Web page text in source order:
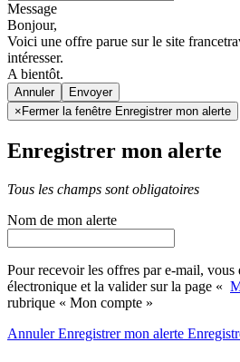
Message
Bonjour,
Voici une offre parue sur le site
intéresser.
A bientôt.
Annuler
× Fermer la fenêtre Enregistrer mon alerte
Enregistrer mon alerte
Tous les champs sont obligatoires
Nom de mon alerte
Pour recevoir les offres par e-mail, vous
électronique et la valider sur la page «
rubrique « Mon compte »
AnnulerEnregistrer mon alerte